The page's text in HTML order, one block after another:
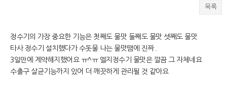
목록
정수기의 가장 중요한 기능은 첫째도 물맛 둘째도 물맛 셋째도 물맛
타사 정수기 설치했다가 수돗물 나는 물맛땜에 진짜..
3일만에 계약해지했어요 ㅠ^ㅠ 엘지정수기 물맛은 깔끔 그 자체네요
수출구 살균기능까지 있어 더 깨끗하게 관리될 것 같아요